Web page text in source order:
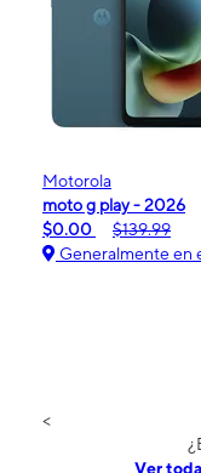
Motorola
moto g play - 2026
$0.00
$139.99
Generalmente en
<
Ver